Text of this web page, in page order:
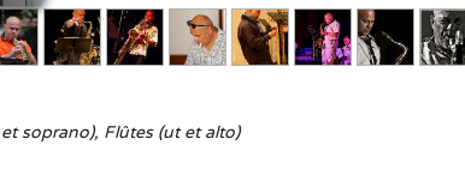
soprano), Flûtes (ut et alto)